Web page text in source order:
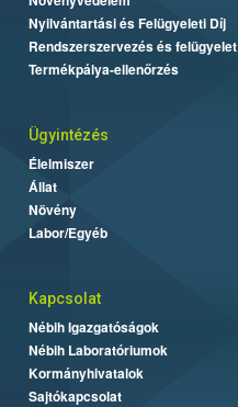
Nyilvántartási és Felügyeleti Díj
Rendszerszervezés és felügyelet
Termékpálya-ellenőrzés
Ügyintézés
Élelmiszer
Állat
Növény
Labor/Egyéb
Kapcsolat
Nébih Igazgatóságok
Nébih Laboratóriumok
Kormányhivatalok
Sajtókapcsolat